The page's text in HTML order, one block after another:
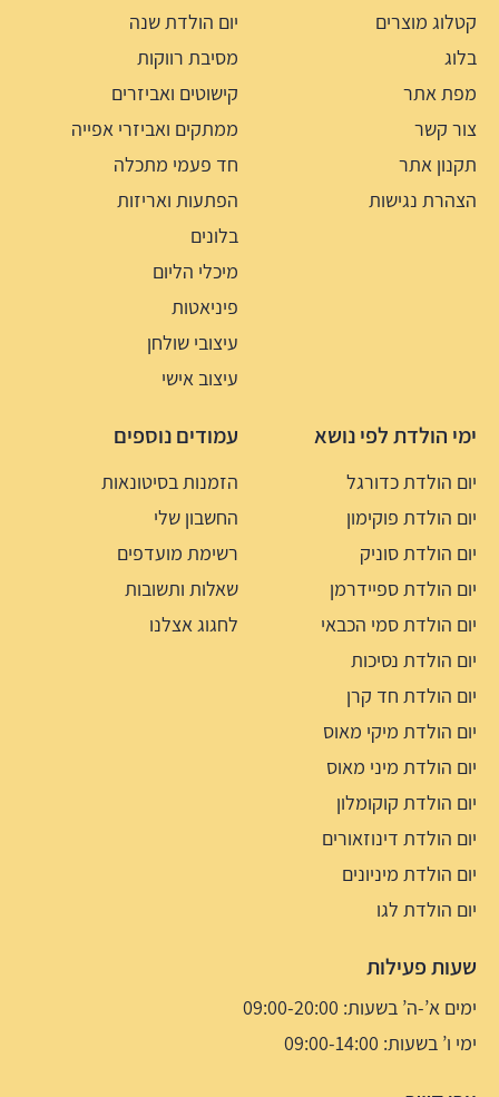
קטלוג מוצרים
בלוג
מפת אתר
צור קשר
תקנון אתר
הצהרת נגישות
יום הולדת שנה
מסיבת רווקות
קישוטים ואביזרים
ממתקים ואביזרי אפייה
חד פעמי מתכלה
הפתעות ואריזות
בלונים
מיכלי הליום
פיניאטות
עיצובי שולחן
עיצוב אישי
ימי הולדת לפי נושא
יום הולדת כדורגל
יום הולדת פוקימון
יום הולדת סוניק
יום הולדת ספיידרמן
יום הולדת סמי הכבאי
יום הולדת נסיכות
יום הולדת חד קרן
יום הולדת מיקי מאוס
יום הולדת מיני מאוס
יום הולדת קוקומלון
יום הולדת דינוזאורים
יום הולדת מיניונים
יום הולדת לגו
עמודים נוספים
הזמנות בסיטונאות
החשבון שלי
רשימת מועדפים
שאלות ותשובות
לחגוג אצלנו
שעות פעילות
ימים א’-ה’ בשעות: 09:00-20:00
ימי ו’ בשעות: 09:00-14:00